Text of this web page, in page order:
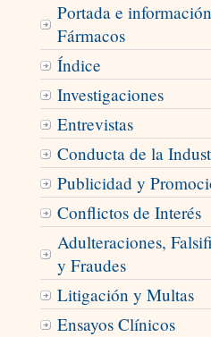
Portada e
Fármacos
Índice
Investigaciones
Entrevistas
Conducta de la
Publicidad y
Conflictos de Interés
Adulteraciones,
y Fraudes
Litigación y Multas
Ensayos Clínicos